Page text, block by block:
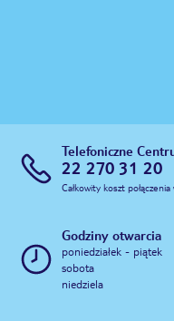
Telefoniczne
22 270 31 20
Całkowity koszt
Godziny otwarcia
poniedziałek - piątek
sobota
niedziela